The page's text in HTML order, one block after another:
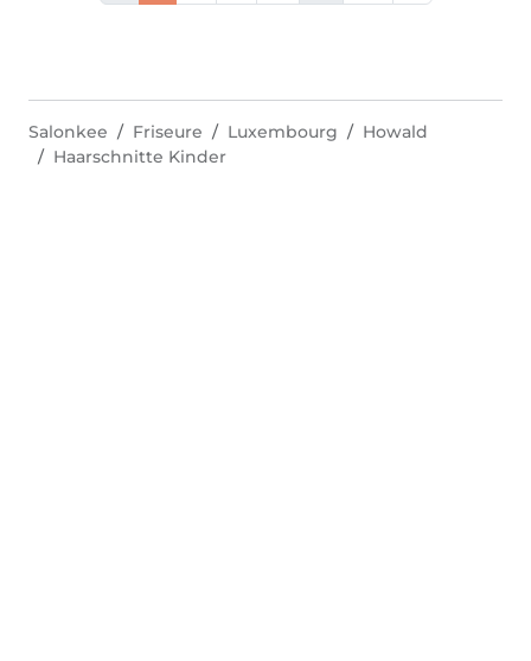
Salonkee Friseure Luxembourg
Howald
Haarschnitte Kinder